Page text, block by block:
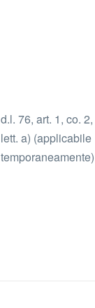
d.l. 76, art. 1, co. 2,
lett. a) (applicabile
temporaneamente)